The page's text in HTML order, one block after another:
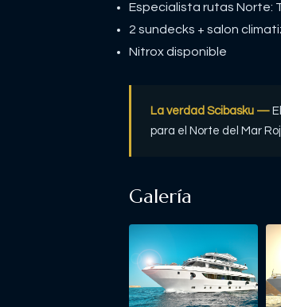
Especialista rutas Norte:
2 sundecks + salon
Nitrox disponible
La verdad Scibasku —
para el Norte del Mar
Galería